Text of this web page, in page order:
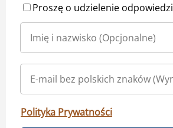
Proszę o udzielenie odpowiedzi
Polityka Prywatności